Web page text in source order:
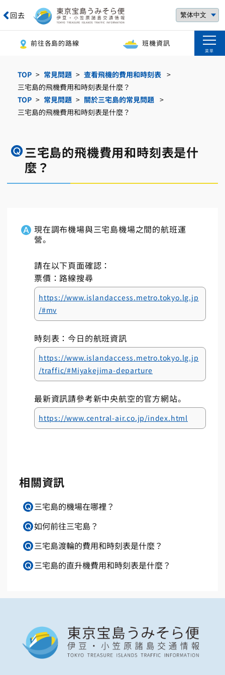
回去
前往各島的路線 班機資訊
菜單
TOP 常見問題
查看飛機的費用和時刻表
三宅島的飛機費用和時刻表是什麼？
TOP
常見問題
關於三宅島的常見問題
三宅島的飛機費用和時刻表是什麼？
三宅島的飛機費用和時刻表是什
麼？
現在調布機場與三宅島機場之間的航班運
營。
請在以下頁面確認：
票價：路線搜尋
https://www.islandaccess.metro.tokyo.lg.jp
/#mv
時刻表：今日的航班資訊
https://www.islandaccess.metro.tokyo.lg.jp
/traffic/#Miyakejima-departure
最新資訊請參考新中央航空的官方網站。
https://www.central-air.co.jp/index.html
相關資訊
三宅島的機場在哪裡？
如何前往三宅島？
三宅島渡輪的費用和時刻表是什麼？
三宅島的直升機費用和時刻表是什麼？